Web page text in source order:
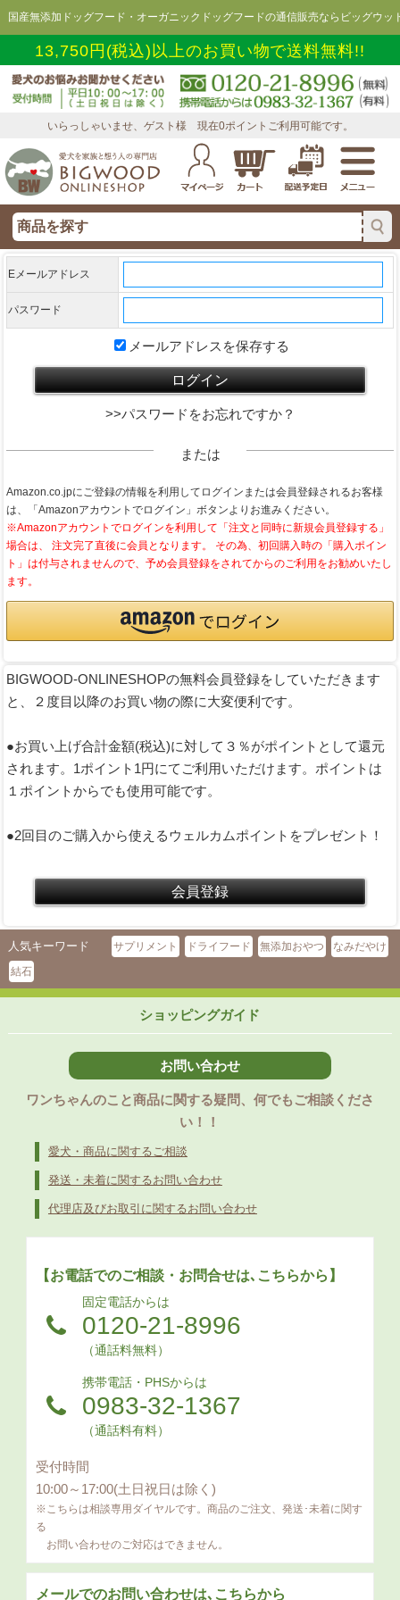
国産無添加ドッグフード・オーガニックドッグフードの通信販売ならビッグウッ
13,750円(税込)以上のお買い物で送料無料!!
いらっしゃいませ、ゲスト様 現在0ポイントご利用可能です。
Eメールアドレス
パスワード
メールアドレスを保存する
>>パスワードをお忘れですか？
または
Amazon.co.jpにご登録の情報を利用してログインまたは会員登録されるお客様
は、「Amazonアカウントでログイン」ボタンよりお進みください。
※Amazonアカウントでログインを利用して「注文と同時に新規会員登録する」
場合は、 注文完了直後に会員となります。 その為、初回購入時の「購入ポイン
ト」は付与されませんので、予め会員登録をされてからのご利用をお勧めいたし
ます。
BIGWOOD-ONLINESHOPの無料会員登録をしていただきます
と、２度目以降のお買い物の際に大変便利です。
●お買い上げ合計金額(税込)に対して３％がポイントとして還元
されます。1ポイント1円にてご利用いただけます。ポイントは
１ポイントからでも使用可能です。
●2回目のご購入から使えるウェルカムポイントをプレゼント！
人気キーワード サプリメント ドライフード 無添加おやつ
なみだやけ
結石
ショッピングガイド
お問い合わせ
ワンちゃんのこと商品に関する疑問、何でもご相談くださ
い！！
愛犬・商品に関するご相談
発送・未着に関するお問い合わせ
代理店及びお取引に関するお問い合わせ
【お電話でのご相談・お問合せは､こちらから】
固定電話からは
0120-21-8996
（通話料無料）
携帯電話・PHSからは
0983-32-1367
（通話料有料）
受付時間
10:00～17:00(土日祝日は除く)
※こちらは相談専用ダイヤルです。商品のご注文、発送･未着に関す
る
お問い合わせのご対応はできません。
メールでのお問い合わせは､こちらから